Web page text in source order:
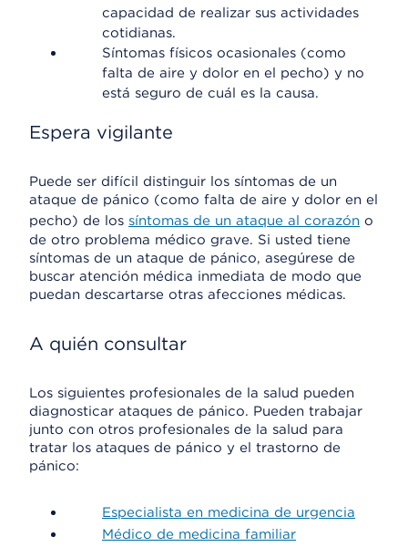
capacidad de realizar sus actividades
cotidianas.
Síntomas físicos ocasionales (como
falta de aire y dolor en el pecho) y no
está seguro de cuál es la causa.
Espera vigilante
Puede ser difícil distinguir los síntomas de un
ataque de pánico (como falta de aire y dolor en el
pecho) de los síntomas de un ataque al corazón o
de otro problema médico grave. Si usted tiene
síntomas de un ataque de pánico, asegúrese de
buscar atención médica inmediata de modo que
puedan descartarse otras afecciones médicas.
A quién consultar
Los siguientes profesionales de la salud pueden
diagnosticar ataques de pánico. Pueden trabajar
junto con otros profesionales de la salud para
tratar los ataques de pánico y el trastorno de
pánico:
Especialista en medicina de urgencia
Médico de medicina familiar